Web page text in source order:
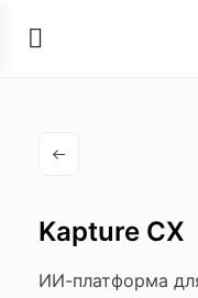
Kapture CX
ИИ-платформа